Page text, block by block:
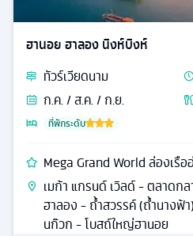
ฮานอย ฮาลอง นิงห์บิงห์
ทัวร์เวียดนาม
ก.ค. / ส.ค. / ก.ย.
ที่พักระดับ
Mega Grand World ล่องเรื
เมก้า แกรนด์ เวิลด์ - ตลาดก
ฮาลอง - ถ้ำสวรรค์ (ถ้ำนางฟ้
นก๊วก - โบสถ์ใหญ่ฮานอย